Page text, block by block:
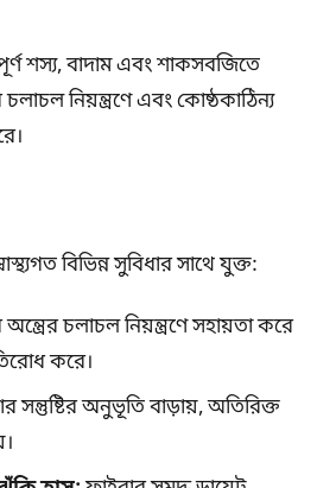
শস্য, বাদাম এবং শাকসবজিতে
চলাচল নিয়ন্ত্রণে এবং কোষ্ঠকাঠিন্য
বিভিন্ন সুবিধার সাথে যুক্ত:
চলাচল নিয়ন্ত্রণে সহায়তা করে
করে।
সন্তুষ্টির অনুভূতি বাড়ায়, অতিরিক্ত